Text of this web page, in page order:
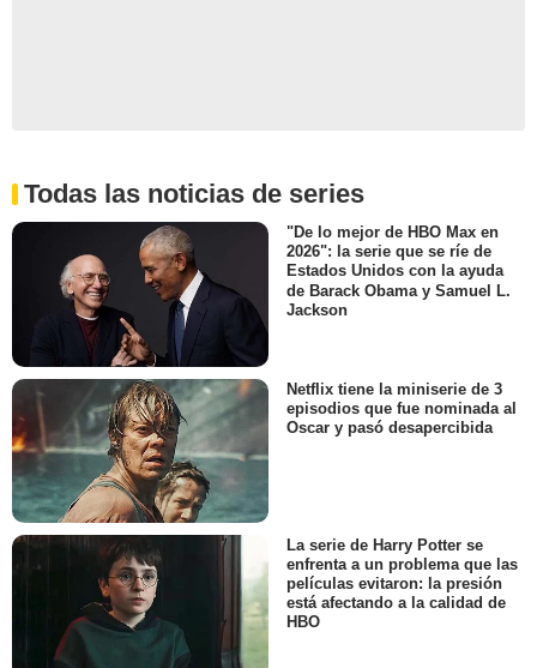
Todas las noticias de series
"De lo mejor de HBO Max en
2026": la serie que se ríe de
Estados Unidos con la ayuda
de Barack Obama y Samuel L.
Jackson
Netflix tiene la miniserie de 3
episodios que fue nominada al
Oscar y pasó desapercibida
La serie de Harry Potter se
enfrenta a un problema que las
películas evitaron: la presión
está afectando a la calidad de
HBO